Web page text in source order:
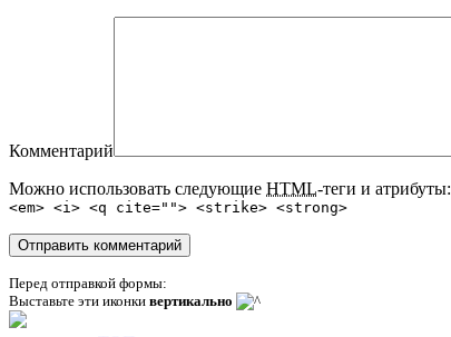
Комментарий
Можно использовать следующие HTML-теги и атрибуты:
<em> <i> <q cite=""> <strike> <strong>
Перед отправкой формы:
Выставьте эти иконки вертикально